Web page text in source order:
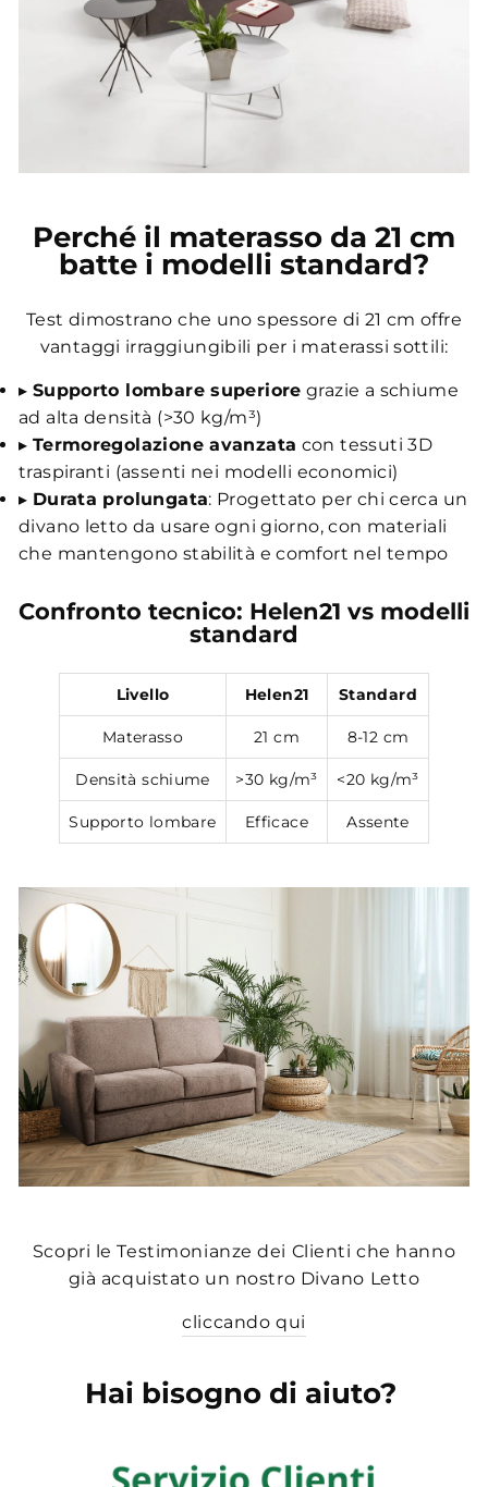
Perché il materasso da 21 cm
batte i modelli standard?
Test dimostrano che uno spessore di 21 cm offre
vantaggi irraggiungibili per i materassi sottili:
▸ Supporto lombare superiore grazie a schiume
ad alta densità (>30 kg/m³)
▸ Termoregolazione avanzata con tessuti 3D
traspiranti (assenti nei modelli economici)
▸ Durata prolungata: Progettato per chi cerca un
divano letto da usare ogni giorno, con materiali
che mantengono stabilità e comfort nel tempo
Confronto tecnico: Helen21 vs modelli
standard
Livello Helen21 Standard
Materasso 21 cm 8-12 cm
Densità schiume >30 kg/m³ <20 kg/m³
Supporto lombare Efficace Assente
Scopri le Testimonianze dei Clienti che hanno
già acquistato un nostro Divano Letto
cliccando qui
Hai bisogno di aiuto?